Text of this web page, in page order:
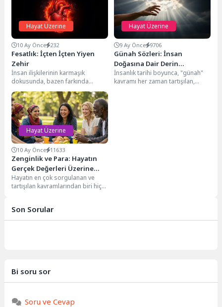
Hayat Üzerine
10 Ay Önce 232
Fesatlık: İçten İçten Yiyen
Zehir
İnsan ilişkilerinin karmaşık
dokusunda, bazen farkında
olmadan veya bilerek yer eden,
yapıcı olmaktan uzak, yıkıcı...
Hayat Üzerine
9 Ay Önce 9706
Günah Sözleri: İnsan
Doğasına Dair Derin
Düşünceler
İnsanlık tarihi boyunca, "günah"
kavramı her zaman tartışılan,
Hayat Üzerine
10 Ay Önce 11633
Zenginlik ve Para: Hayatın
Gerçek Değerleri Üzerine
Sözler
Hayatın en çok sorgulanan ve
tartışılan kavramlarından biri hiç
Son Sorular
Bi soru sor
Soru ve Cevap